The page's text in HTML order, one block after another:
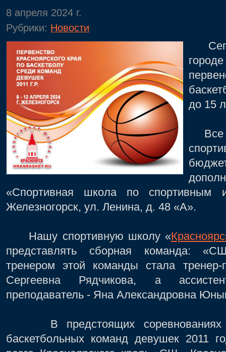
8 апреля 2024 г.
Рубрики: Новости
до 15
Все
«Спортивная школа по спортивным
Железногорск, ул. Ленина, д. 48 «А».
Нашу спортивную школу «
представлять сборная команда:
тренером этой команды стала тренер-
Сергеевна Рядчикова, а
преподаватель - Яна Александровна
В предстоящих соревнованиях
баскетбольных команд девушек 2011